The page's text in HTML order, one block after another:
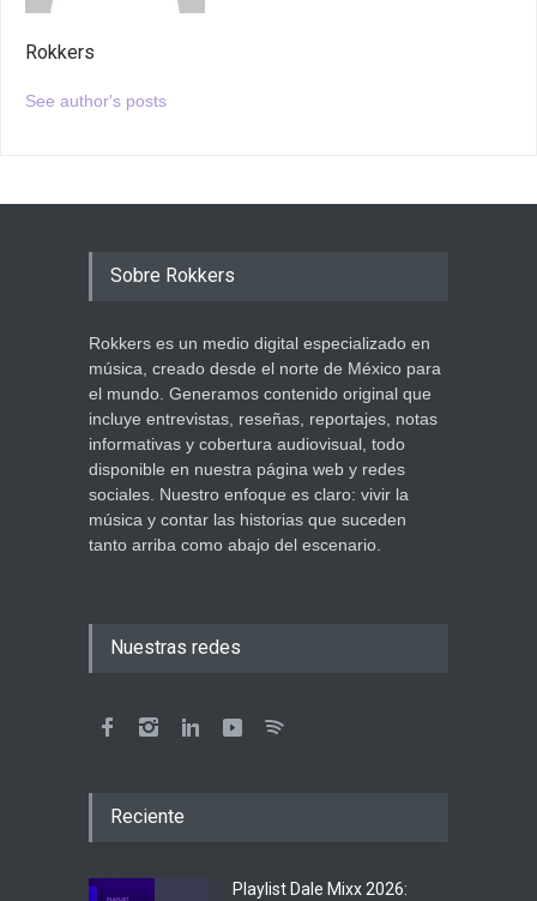
Rokkers
See author's posts
Sobre Rokkers
Rokkers es un medio digital especializado en
música, creado desde el norte de México para
el mundo. Generamos contenido original que
incluye entrevistas, reseñas, reportajes, notas
informativas y cobertura audiovisual, todo
disponible en nuestra página web y redes
sociales. Nuestro enfoque es claro: vivir la
música y contar las historias que suceden
tanto arriba como abajo del escenario.
Nuestras redes
Reciente
Playlist Dale Mixx 2026: